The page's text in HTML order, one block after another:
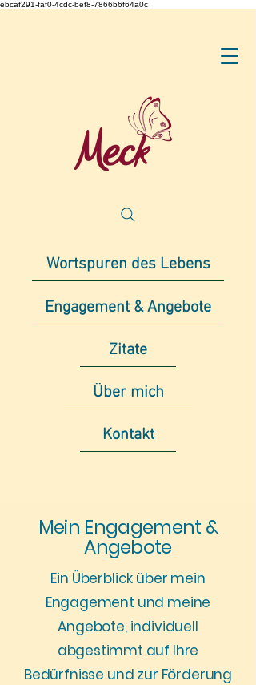
ebcaf291-faf0-4cdc-bef8-7866b6f64a0c
Wortspuren des Lebens
Engagement & Angebote
Zitate
Über mich
Kontakt
Mein Engagement &
Angebote
Ein Überblick über mein
Engagement und meine
Angebote, individuell
abgestimmt auf Ihre
Bedürfnisse und zur Förderung